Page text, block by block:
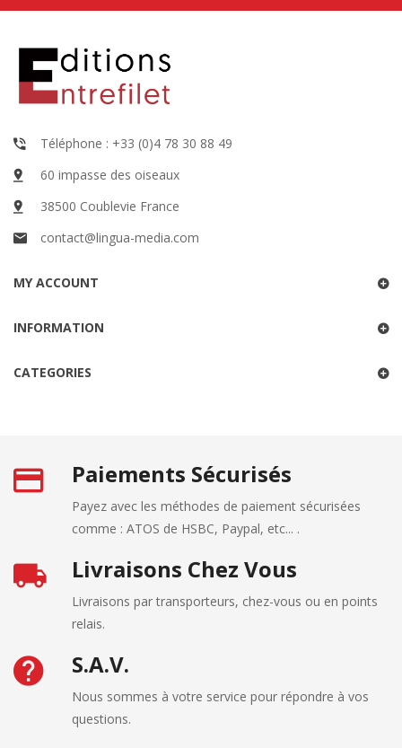
Téléphone : +33 (0)4 78 30 88 49
60 impasse des oiseaux
38500 Coublevie France
contact@lingua-media.com
MY ACCOUNT
INFORMATION
CATEGORIES
Paiements Sécurisés
Payez avec les méthodes de paiement sécurisées
comme : ATOS de HSBC, Paypal, etc... .
Livraisons Chez Vous
Livraisons par transporteurs, chez-vous ou en points
relais.
S.A.V.
Nous sommes à votre service pour répondre à vos
questions.